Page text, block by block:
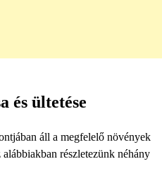
és ültetése
áll a megfelelő növények
részletezünk néhány